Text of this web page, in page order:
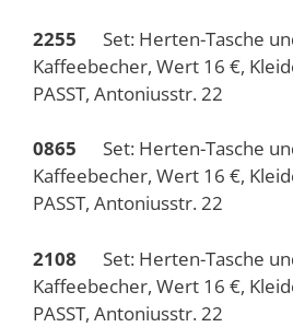
2255
Set: Herten-Tasche
Kaffeebecher, Wert 16 €,
PASST, Antoniusstr. 22
0865
Set: Herten-Tasche
Kaffeebecher, Wert 16 €,
PASST, Antoniusstr. 22
2108
Set: Herten-Tasche
Kaffeebecher, Wert 16 €,
PASST, Antoniusstr. 22